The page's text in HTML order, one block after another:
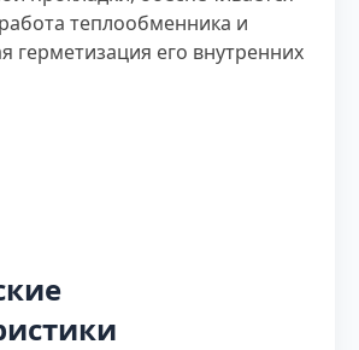
теплообменника и
герметизация его внутренних